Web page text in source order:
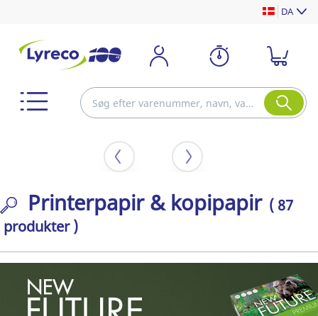
DA
Printerpapir & kopipapir ( 87
produkter )